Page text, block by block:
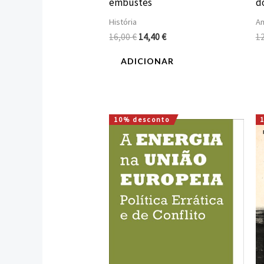
História
16,00€14,40€
ADICIONAR
10% desconto
O
preço
original
era:
16,00 €.
O
preço
atual
é:
14,40 €.